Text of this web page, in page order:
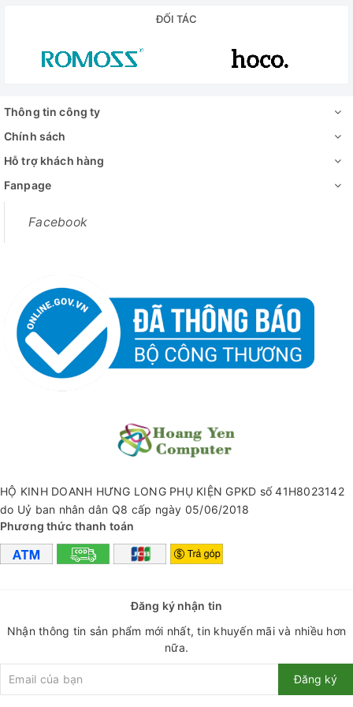
#giamgia #khuyenmai #trogia #typec #captypec
ĐỐI TÁC
Thông tin công ty
Chính sách
Hỗ trợ khách hàng
Fanpage
Facebook
HỘ KINH DOANH HƯNG LONG PHỤ KIỆN GPKD số 41H8023142
do Uỷ ban nhân dân Q8 cấp ngày 05/06/2018
Phương thức thanh toán
Đăng ký nhận tin
Nhận thông tin sản phẩm mới nhất, tin khuyến mãi và nhiều hơn
nữa.
Đăng ký